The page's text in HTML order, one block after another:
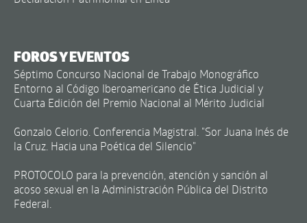
FOROS Y EVENTOS
Séptimo Concurso Nacional de Trabajo Monográfico
Entorno al Código Iberoamericano de Ética Judicial y
Cuarta Edición del Premio Nacional al Mérito Judicial
Gonzalo Celorio. Conferencia Magistral. "Sor Juana Inés de
la Cruz. Hacia una Poética del Silencio"
PROTOCOLO para la prevención, atención y sanción al
acoso sexual en la Administración Pública del Distrito
Federal.